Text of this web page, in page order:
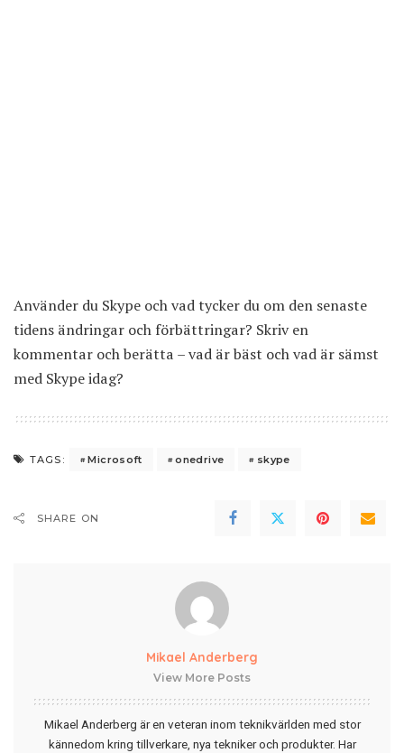
Använder du Skype och vad tycker du om den senaste
tidens ändringar och förbättringar? Skriv en
kommentar och berätta – vad är bäst och vad är sämst
med Skype idag?
TAGS: Microsoft onedrive skype
SHARE ON
Mikael Anderberg
View More Posts
Mikael Anderberg är en veteran inom teknikvärlden med stor
kännedom kring tillverkare, nya tekniker och produkter. Har